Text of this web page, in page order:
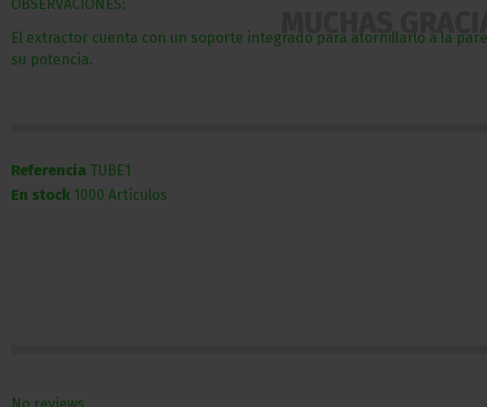
OBSERVACIONES:
El extractor cuenta con un soporte integrado para atornillarlo a la
su potencia.
Referencia TUBE1
En stock 1000 Artículos
MUCHAS